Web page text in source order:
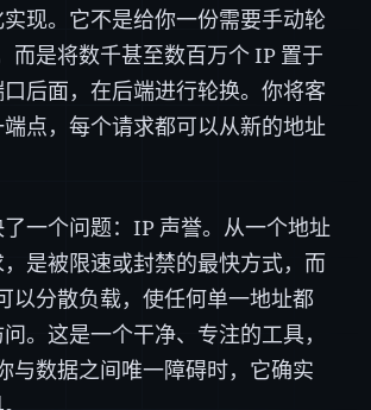
现。它不是给你一份需要手动轮
而是将数千甚至数百万个 IP 置于
后面，在后端进行轮换。你将客
点，每个请求都可以从新的地址
一个问题：IP 声誉。从一个地址
是被限速或封禁的最快方式，而
以分散负载，使任何单一地址都
。这是一个干净、专注的工具，
与数据之间唯一障碍时，它确实